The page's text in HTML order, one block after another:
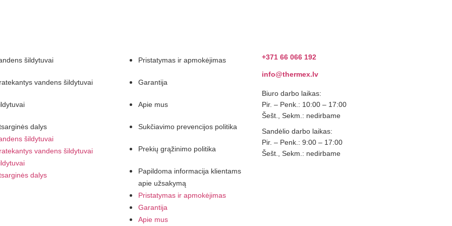
šildytuvai
vandens šildytuvai
dalys
šildytuvai
vandens šildytuvai
dalys
Pristatymas ir apmokėjimas
Garantija
Apie mus
Sukčiavimo prevencijos politika
Prekių grąžinimo politika
Papildoma informacija klientams
apie užsakymą
Pristatymas ir apmokėjimas
Garantija
Apie mus
+371 66 066 192
info@thermex.lv
Biuro darbo laikas:
Pir. – Penk.: 10:00 – 17:00
Šešt., Sekm.: nedirbame
Sandėlio darbo laikas:
Pir. – Penk.: 9:00 – 17:00
Šešt., Sekm.: nedirbame